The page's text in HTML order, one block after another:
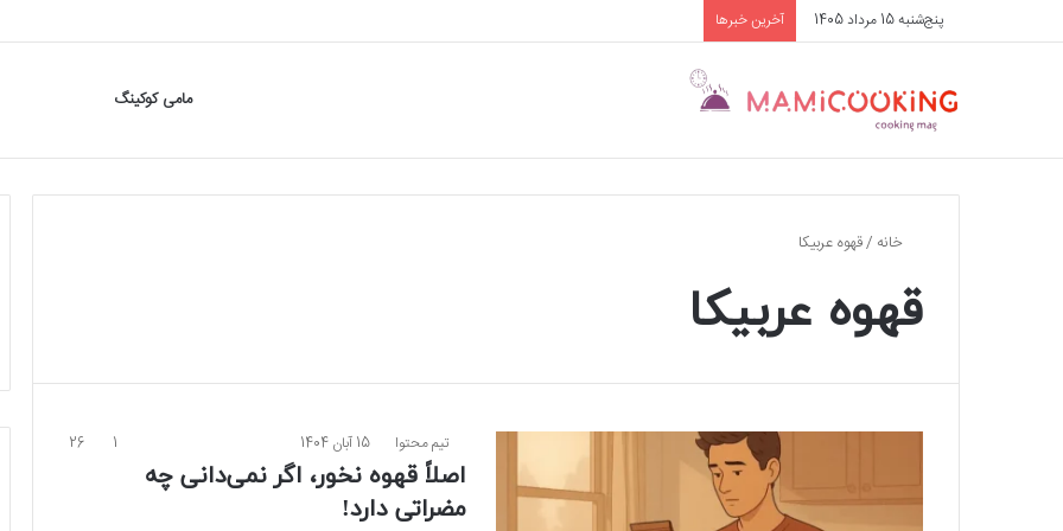
پنج‌شنبه 15 مرداد 1405 آخرین خبرها
مامی کوکینگ
خانه /قهوه عربیکا
قهوه عربیکا
تیم محتوا 15 آبان 1404 1
26
اصلاً قهوه نخور، اگر نمی‌دانی چه
مضراتی دارد!